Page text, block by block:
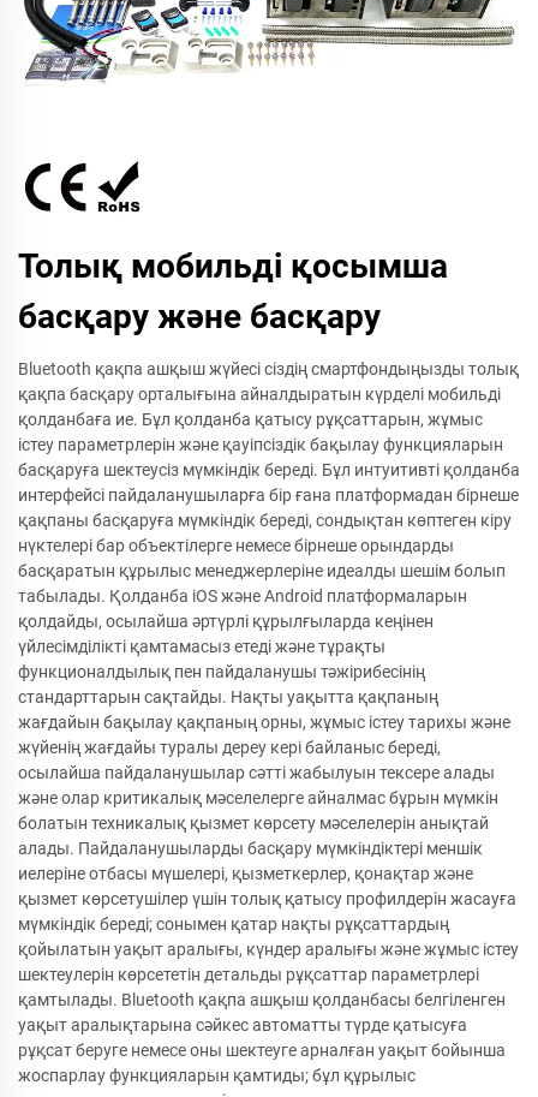
Толық мобильді қосымша
басқару және басқару
Bluetooth қақпа ашқыш жүйесі сіздің смартфондыңызды толық
қақпа басқару орталығына айналдыратын күрделі мобильді
қолданбаға ие. Бұл қолданба қатысу рұқсаттарын, жұмыс
істеу параметрлерін және қауіпсіздік бақылау функцияларын
басқаруға шектеусіз мүмкіндік береді. Бұл интуитивті қолданба
интерфейсі пайдаланушыларға бір ғана платформадан бірнеше
қақпаны басқаруға мүмкіндік береді, сондықтан көптеген кіру
нүктелері бар объектілерге немесе бірнеше орындарды
басқаратын құрылыс менеджерлеріне идеалды шешім болып
табылады. Қолданба iOS және Android платформаларын
қолдайды, осылайша әртүрлі құрылғыларда кеңінен
үйлесімділікті қамтамасыз етеді және тұрақты
функционалдылық пен пайдаланушы тәжірибесінің
стандарттарын сақтайды. Нақты уақытта қақпаның
жағдайын бақылау қақпаның орны, жұмыс істеу тарихы және
жүйенің жағдайы туралы дереу кері байланыс береді,
осылайша пайдаланушылар сәтті жабылуын тексере алады
және олар критикалық мәселелерге айналмас бұрын мүмкін
болатын техникалық қызмет көрсету мәселелерін анықтай
алады. Пайдаланушыларды басқару мүмкіндіктері меншік
иелеріне отбасы мүшелері, қызметкерлер, қонақтар және
қызмет көрсетушілер үшін толық қатысу профилдерін жасауға
мүмкіндік береді; сонымен қатар нақты рұқсаттардың
қойылатын уақыт аралығы, күндер аралығы және жұмыс істеу
шектеулерін көрсететін детальды рұқсаттар параметрлері
қамтылады. Bluetooth қақпа ашқыш қолданбасы белгіленген
уақыт аралықтарына сәйкес автоматты түрде қатысуға
рұқсат беруге немесе оны шектеуге арналған уақыт бойынша
жоспарлау функцияларын қамтиды; бұл құрылыс